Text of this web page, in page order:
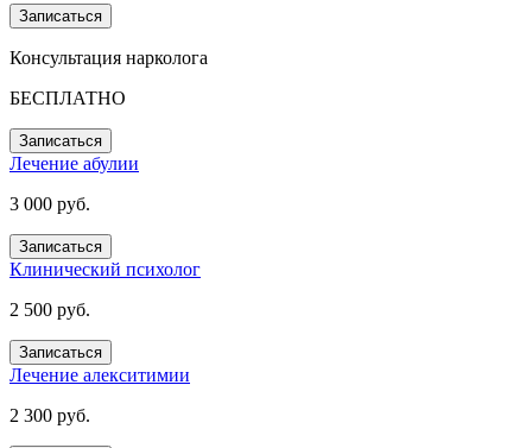
Записаться
Консультация нарколога
БЕСПЛАТНО
Записаться
Лечение абулии
3 000 руб.
Записаться
Клинический психолог
2 500 руб.
Записаться
Лечение алекситимии
2 300 руб.